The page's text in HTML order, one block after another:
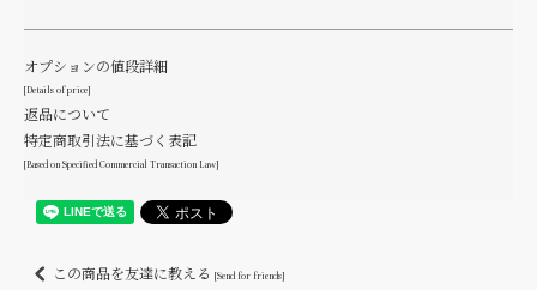
オプションの値段詳細
[Details of price]
返品について
特定商取引法に基づく表記
[Based on Specified Commercial Transaction Law]
この商品を友達に教える [Send for friends]